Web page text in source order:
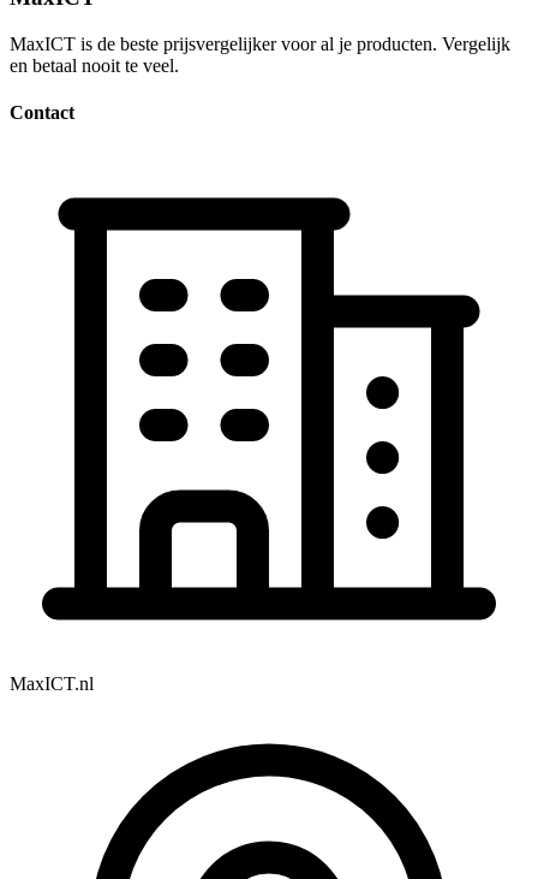
MaxICT is de beste prijsvergelijker voor al je producten. Vergelijk
en betaal nooit te veel.
Contact
MaxICT.nl